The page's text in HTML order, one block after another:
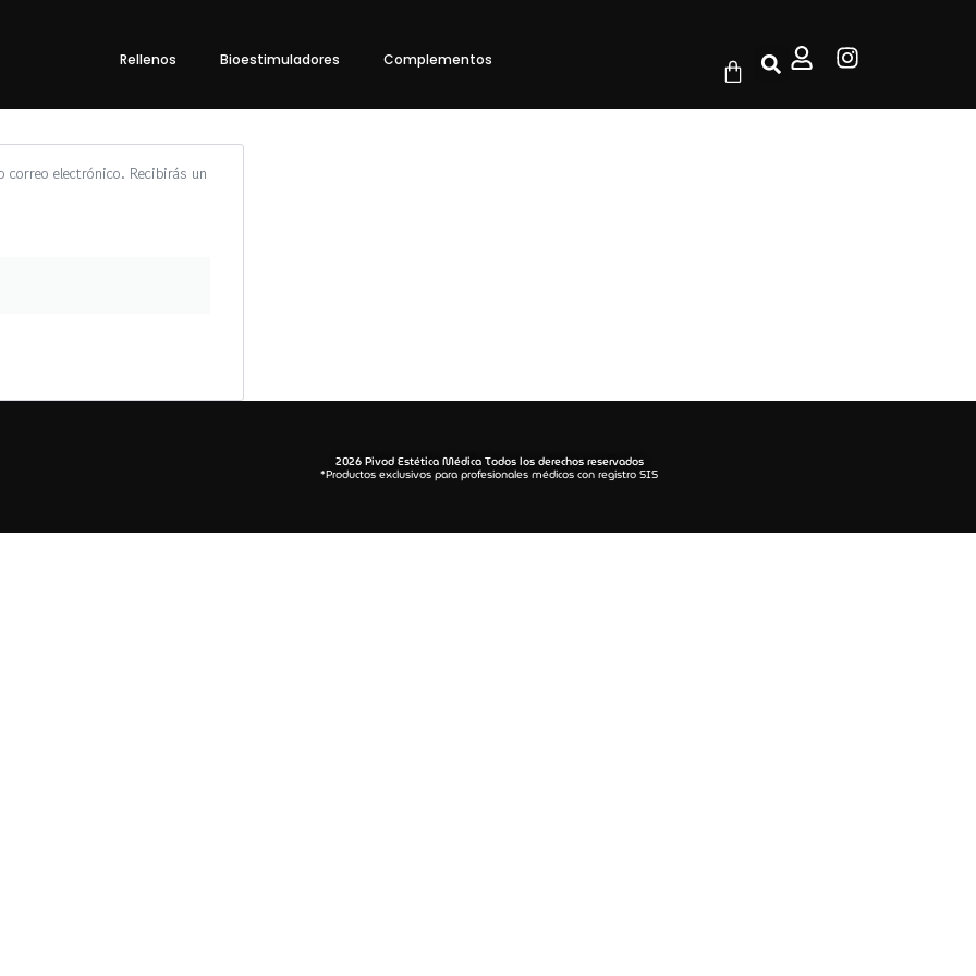
Rellenos Bioestimuladores Complementos
electrónico. Recibirás un
2026 Pivod Estética Médica Todos los derechos reservados
*Productos exclusivos para profesionales médicos con registro SIS